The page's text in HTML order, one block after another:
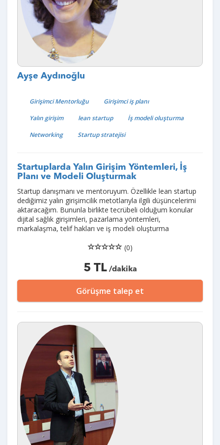
Ayşe Aydınoğlu
Girişimci Mentorluğu
Girişimci iş planı
Yalın girişim
lean startup
İş modeli oluşturma
Networking
Startup stratejisi
Startuplarda Yalın Girişim Yöntemleri, İş
Planı ve Modeli Oluşturmak
Startup danışmanı ve mentoruyum. Özellikle lean startup
dediğimiz yalın girişimcilik metotlarıyla ilgili düşüncelerimi
aktaracağım. Bununla birlikte tecrübeli olduğum konular
dijital sağlık girişimleri, pazarlama yöntemleri,
markalaşma, telif hakları ve iş modeli oluşturma
(0)
5 TL/dakika
Görüşme talep et